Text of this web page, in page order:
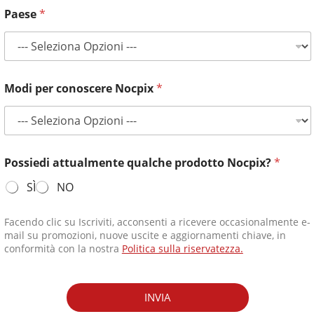
Paese*
Modi per conoscere Nocpix*
Possiedi attualmente qualche prodotto Nocpix?*
SÌ
NO
Facendo clic su Iscriviti, acconsenti a ricevere occasionalmente e-
mail su promozioni, nuove uscite e aggiornamenti chiave, in
conformità con la nostra Politica sulla riservatezza.
INVIA